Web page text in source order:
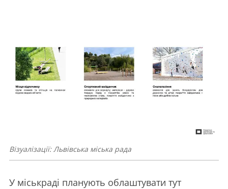
Візуалізації: Львівська міська рада
У міськраді планують облаштувати тут